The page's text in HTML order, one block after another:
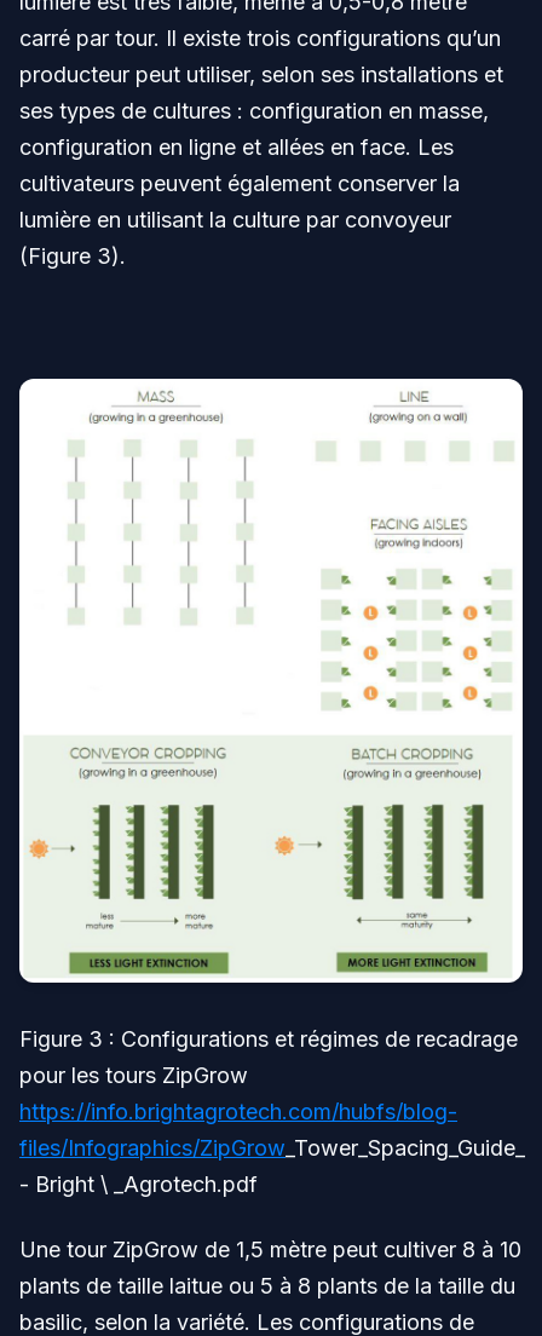
carré par tour. Il existe trois configurations qu’un
producteur peut utiliser, selon ses installations et
ses types de cultures : configuration en masse,
configuration en ligne et allées en face. Les
cultivateurs peuvent également conserver la
lumière en utilisant la culture par convoyeur
(Figure 3).
Figure 3 : Configurations et régimes de recadrage
pour les tours ZipGrow
https://info.brightagrotech.com/hubfs/blog-
files/Infographics/ZipGrow _Tower_Spacing_Guide_
- Bright \ _Agrotech.pdf
Une tour ZipGrow de 1,5 mètre peut cultiver 8 à 10
plants de taille laitue ou 5 à 8 plants de la taille du
basilic, selon la variété. Les configurations de